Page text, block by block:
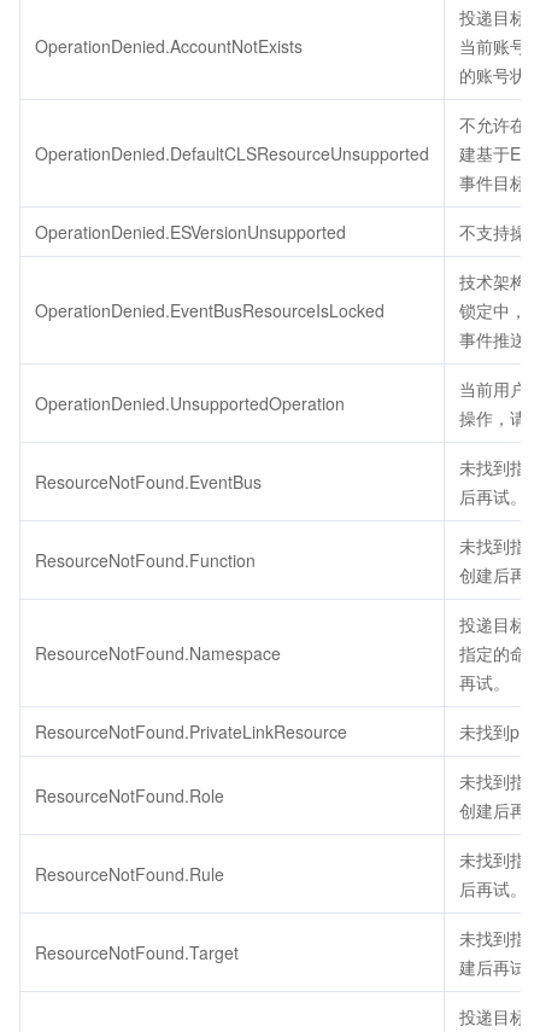
OperationDenied.AccountNotExists
投递目标
当前账号
的账号状
OperationDenied.DefaultCLSResourceUnsupported
不允许在
建基于EB
事件目标
OperationDenied.ESVersionUnsupported 不支持操
OperationDenied.EventBusResourceIsLocked
技术架构
锁定中，
事件推送
OperationDenied.UnsupportedOperation
当前用户
操作，请
ResourceNotFound.EventBus
未找到指
后再试。
ResourceNotFound.Function
未找到指
创建后再
ResourceNotFound.Namespace
投递目标
指定的命
再试。
ResourceNotFound.PrivateLinkResource 未找到
ResourceNotFound.Role
未找到指
创建后再
ResourceNotFound.Rule
未找到指
后再试。
ResourceNotFound.Target
未找到指
建后再试
投递目标